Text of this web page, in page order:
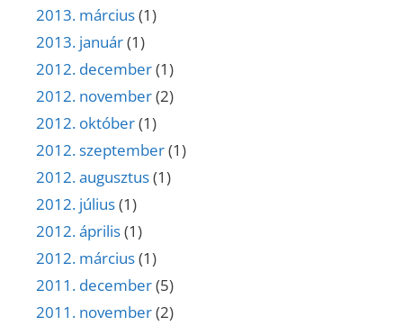
2013. március(1)
2013. január(1)
2012. december(1)
2012. november(2)
2012. október(1)
2012. szeptember(1)
2012. augusztus(1)
2012. július(1)
2012. április(1)
2012. március(1)
2011. december(5)
2011. november(2)